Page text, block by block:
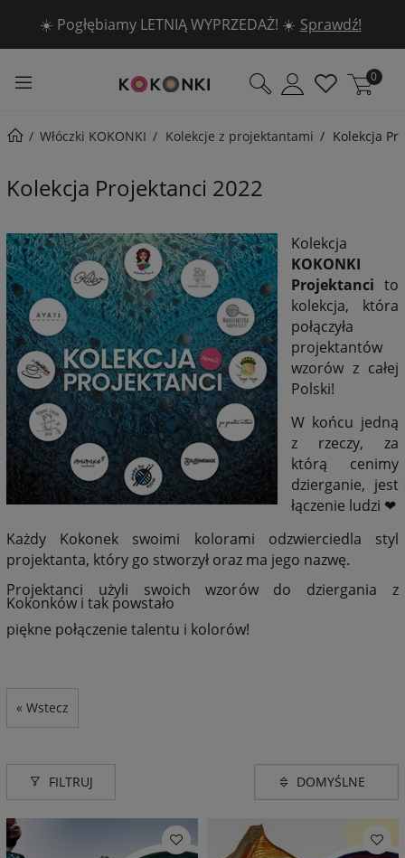
☀️ Pogłębiamy LETNIĄ WYPRZEDAŻ! ☀️ Sprawdź!
0
Włóczki KOKONKI Kolekcje z projektantami Kolekcja
Kolekcja Projektanci 2022
Kolekcja
KOKONKI
Projektanci to
kolekcja, która
połączyła
projektantów
wzorów z całej
Polski!
W końcu jedną
z rzeczy, za
którą cenimy
dzierganie, jest
łączenie ludzi ❤
Każdy Kokonek swoimi kolorami odzwierciedla styl
projektanta, który go stworzył oraz ma jego nazwę.
Projektanci użyli swoich wzorów do dziergania z
Kokonków i tak powstało
piękne połączenie talentu i kolorów!
« Wstecz
FILTRUJ